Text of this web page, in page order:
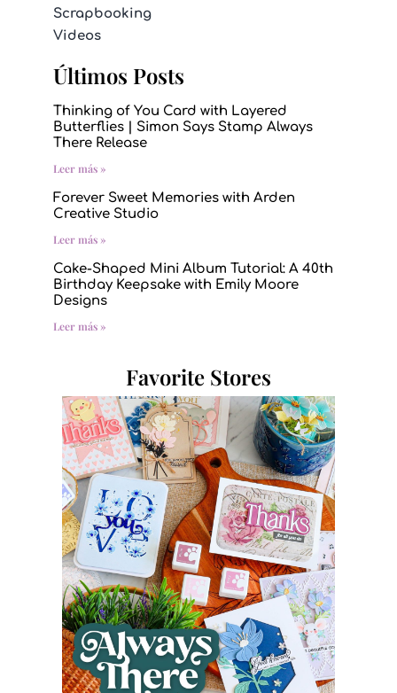
Scrapbooking
Videos
Últimos Posts
Thinking of You Card with Layered
Butterflies | Simon Says Stamp Always
There Release
Leer más »
Forever Sweet Memories with Arden
Creative Studio
Leer más »
Cake-Shaped Mini Album Tutorial: A 40th
Birthday Keepsake with Emily Moore
Designs
Leer más »
Favorite Stores